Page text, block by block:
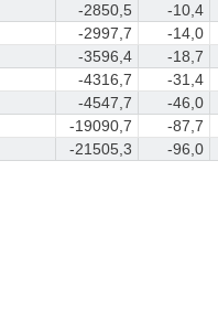
-2850,5
-10,4
-2997,7
-14,0
-3596,4
-18,7
-4316,7
-31,4
-4547,7
-46,0
-19090,7
-87,7
-21505,3 -96,0